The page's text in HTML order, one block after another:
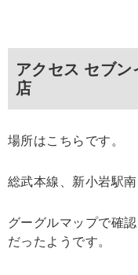
アクセス セブン
店
場所はこちらです。
総武本線、新小岩駅
グーグルマップで確
だったようです。